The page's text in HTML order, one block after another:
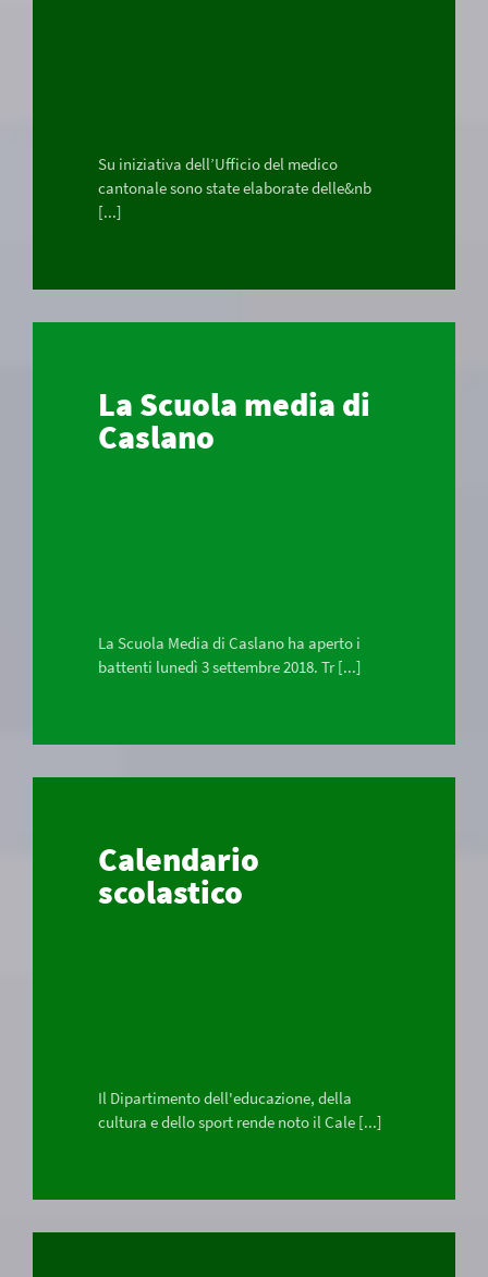
Su iniziativa dell’Ufficio del medico
cantonale sono state elaborate delle&nb
[...]
La Scuola media di
Caslano
La Scuola Media di Caslano ha aperto i
battenti lunedì 3 settembre 2018. Tr [...]
Calendario
scolastico
Il Dipartimento dell'educazione, della
cultura e dello sport rende noto il Cale [...]